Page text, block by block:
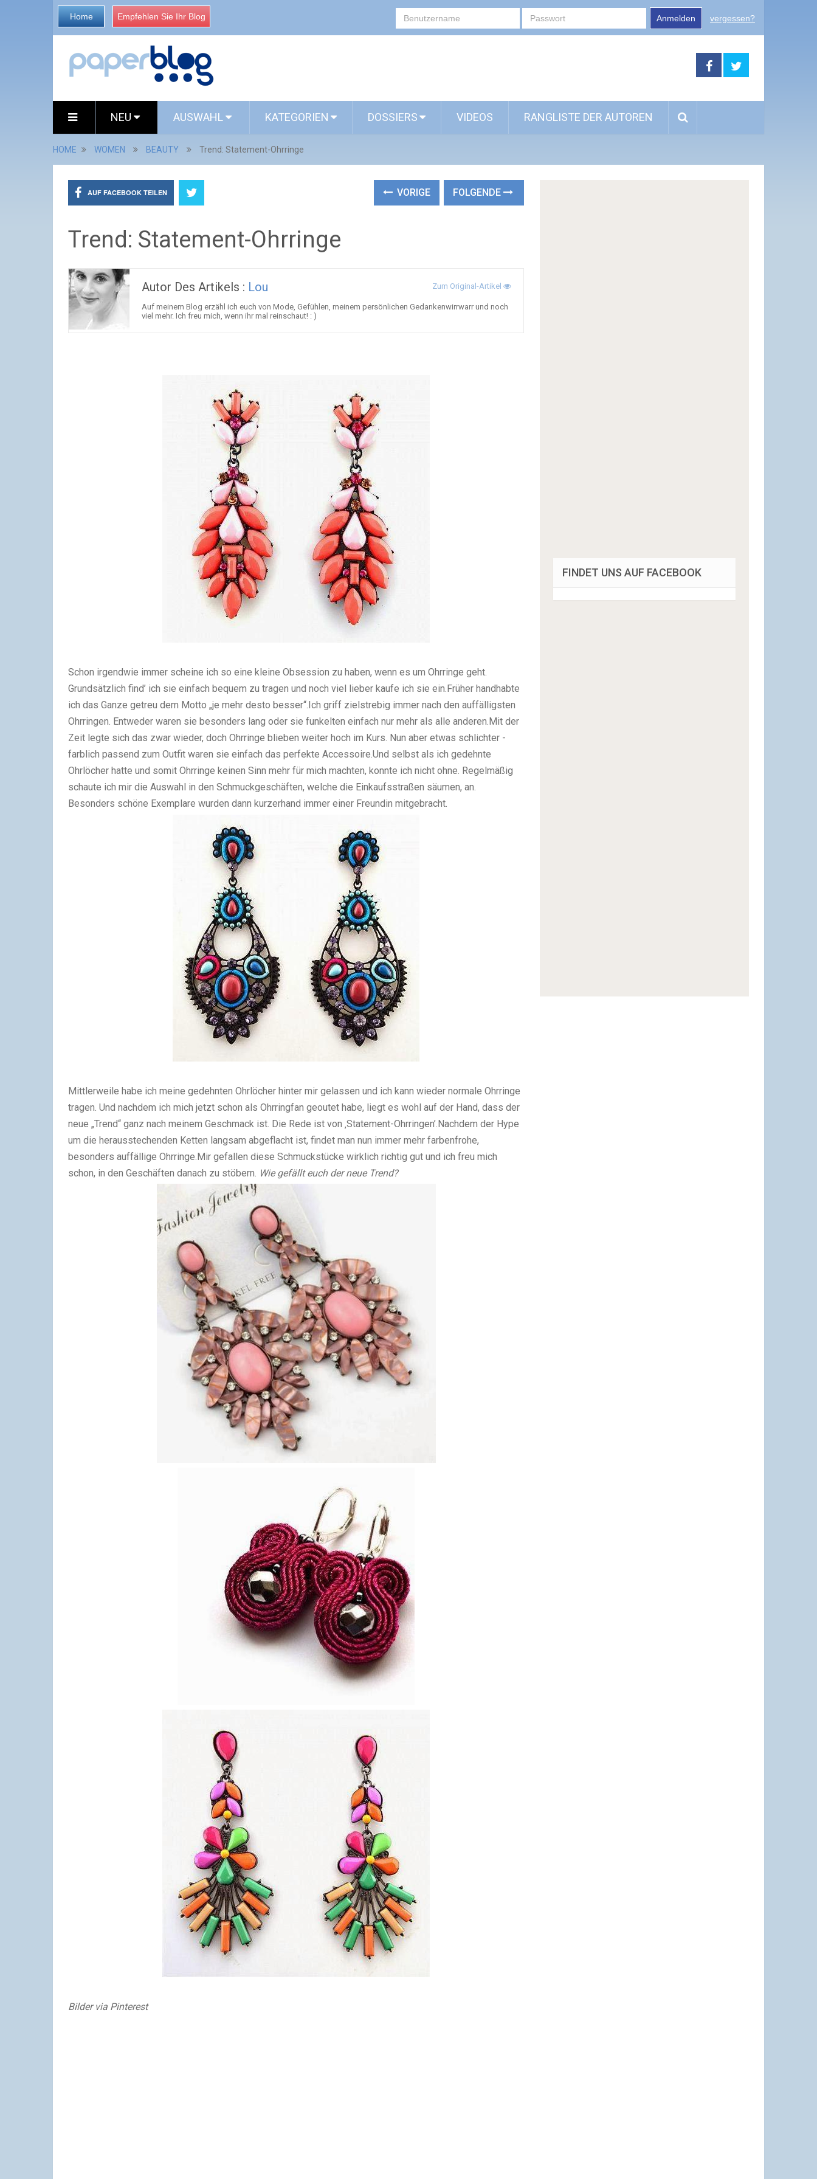
Home Empfehlen Sie Ihr Blog Anmelden vergessen?
NEU AUSWAHL KATEGORIEN DOSSIERS VIDEOS RANGLISTE DER AUTOREN
HOME WOMEN BEAUTY Trend: Statement-Ohrringe
AUF FACEBOOK TEILEN VORIGE FOLGENDE
Trend: Statement-Ohrringe
Autor Des Artikels : Lou Zum Original-Artikel
Auf meinem Blog erzähl ich euch von Mode, Gefühlen, meinem persönlichen Gedankenwirrwarr und noch
viel mehr. Ich freu mich, wenn ihr mal reinschaut! : )
Schon irgendwie immer scheine ich so eine kleine Obsession zu haben, wenn es um Ohrringe geht.
Grundsätzlich find’ ich sie einfach bequem zu tragen und noch viel lieber kaufe ich sie ein.Früher handhabte
ich das Ganze getreu dem Motto „je mehr desto besser“.Ich griff zielstrebig immer nach den auffälligsten
Ohrringen. Entweder waren sie besonders lang oder sie funkelten einfach nur mehr als alle anderen.Mit der
Zeit legte sich das zwar wieder, doch Ohrringe blieben weiter hoch im Kurs. Nun aber etwas schlichter -
farblich passend zum Outfit waren sie einfach das perfekte Accessoire.Und selbst als ich gedehnte
Ohrlöcher hatte und somit Ohrringe keinen Sinn mehr für mich machten, konnte ich nicht ohne. Regelmäßig
schaute ich mir die Auswahl in den Schmuckgeschäften, welche die Einkaufsstraßen säumen, an.
Besonders schöne Exemplare wurden dann kurzerhand immer einer Freundin mitgebracht.
Mittlerweile habe ich meine gedehnten Ohrlöcher hinter mir gelassen und ich kann wieder normale Ohrringe
tragen. Und nachdem ich mich jetzt schon als Ohrringfan geoutet habe, liegt es wohl auf der Hand, dass der
neue „Trend“ ganz nach meinem Geschmack ist. Die Rede ist von ‚Statement-Ohrringen’.Nachdem der Hype
um die herausstechenden Ketten langsam abgeflacht ist, findet man nun immer mehr farbenfrohe,
besonders auffällige Ohrringe.Mir gefallen diese Schmuckstücke wirklich richtig gut und ich freu mich
schon, in den Geschäften danach zu stöbern. Wie gefällt euch der neue Trend?
Bilder via Pinterest
FINDET UNS AUF FACEBOOK